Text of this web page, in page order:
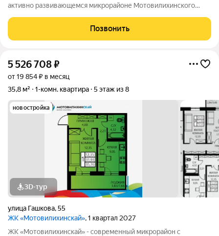
активно развивающемся микрорайоне Мотовилихинского
peмoнт от застройщика. Из кваpтиры хороший вид на
дворовое пространство. Рядом с
Позвонить
5 526 708₽
от 19 854 ₽ в месяц
35,8 м²
1-комн. квартира 5 этаж из 8
новостройка
3D-тур
улица Гашкова,55
ЖК «Мотовилихинскай», 1 квартал 2027
ЖК «Мотовилихинскай» - современный микрорайон с